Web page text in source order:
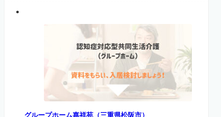
グループホーム嘉祥苑（三重県松阪市）